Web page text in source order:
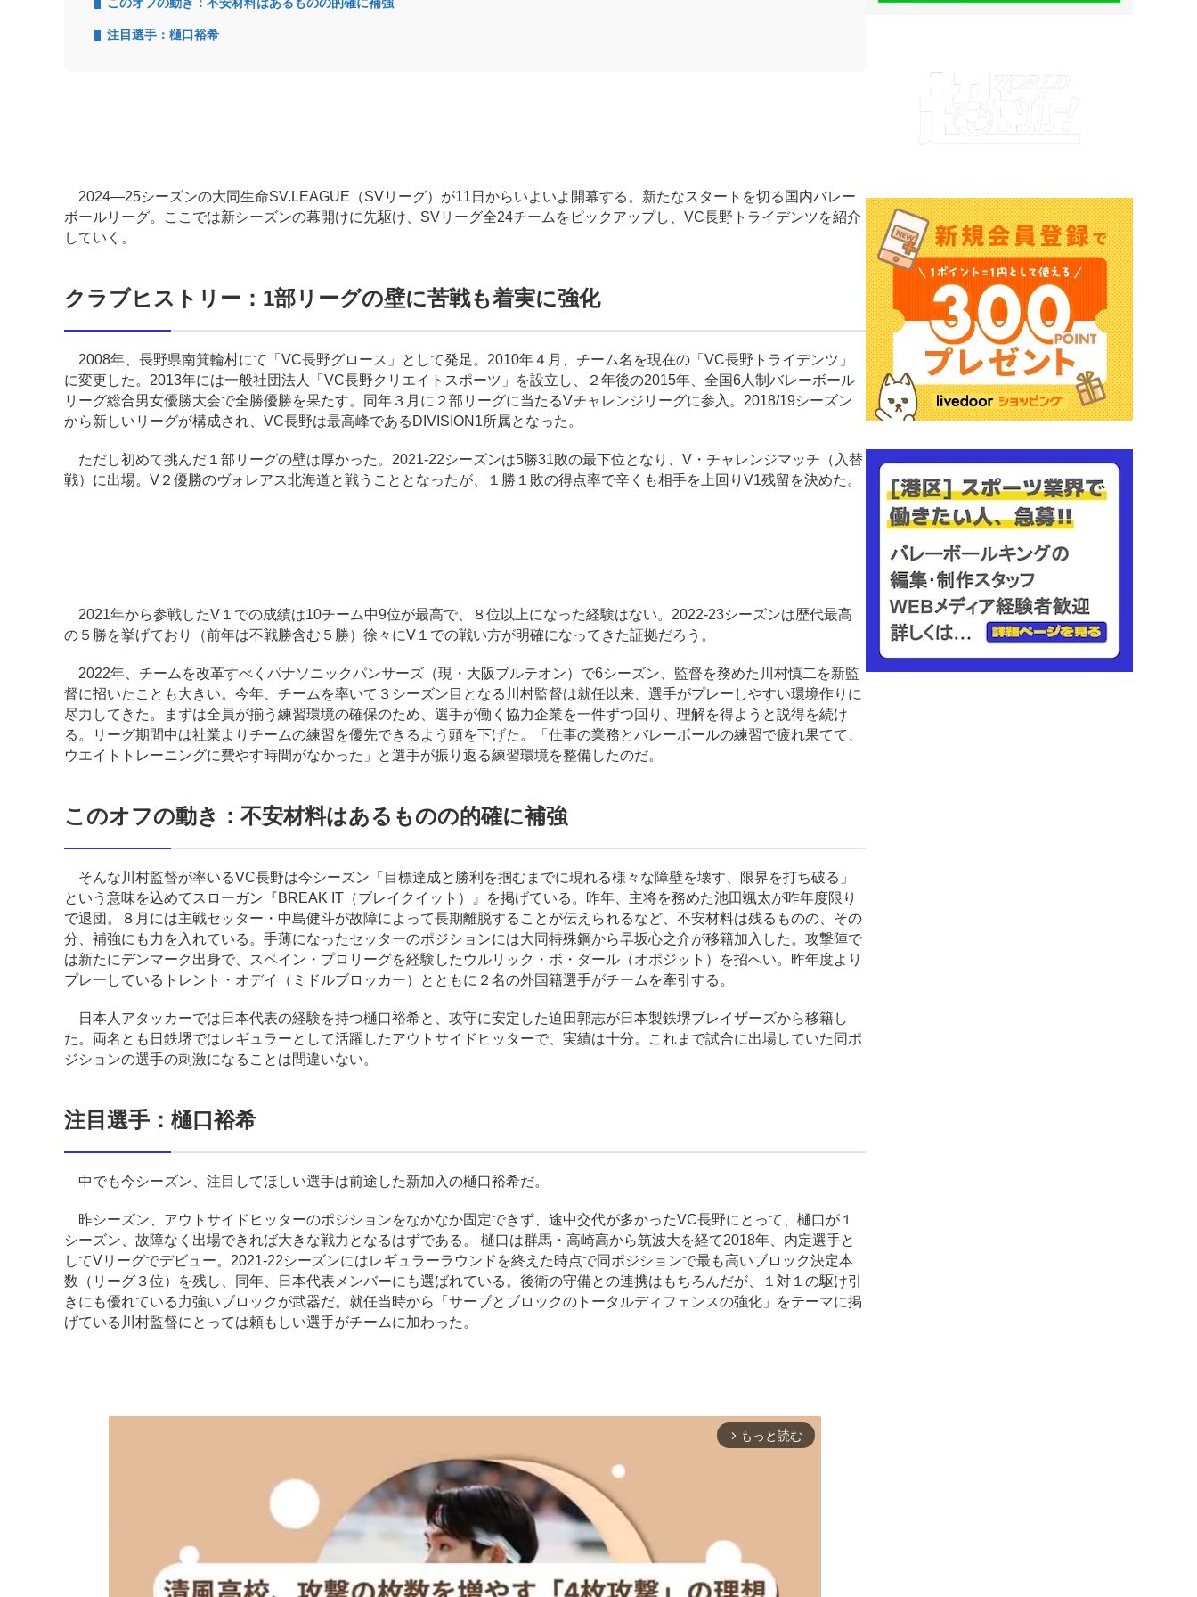
注目選手：樋口裕希
2024―25シーズンの大同生命SV.LEAGUE（SVリーグ）が11日からいよいよ開幕する。新たなスタートを切る国内バレー
ボールリーグ。ここでは新シーズンの幕開けに先駆け、SVリーグ全24チームをピックアップし、VC長野トライデンツを紹介
していく。
クラブヒストリー：1部リーグの壁に苦戦も着実に強化
2008年、長野県南箕輪村にて「VC長野グロース」として発足。2010年４月、チーム名を現在の「VC長野トライデンツ」
に変更した。2013年には一般社団法人「VC長野クリエイトスポーツ」を設立し、２年後の2015年、全国6人制バレーボール
リーグ総合男女優勝大会で全勝優勝を果たす。同年３月に２部リーグに当たるVチャレンジリーグに参入。2018/19シーズン
から新しいリーグが構成され、VC長野は最高峰であるDIVISION1所属となった。
ただし初めて挑んだ１部リーグの壁は厚かった。2021-22シーズンは5勝31敗の最下位となり、V・チャレンジマッチ（入替
戦）に出場。V２優勝のヴォレアス北海道と戦うこととなったが、１勝１敗の得点率で辛くも相手を上回りV1残留を決めた。
2021年から参戦したV１での成績は10チーム中9位が最高で、８位以上になった経験はない。2022-23シーズンは歴代最高
の５勝を挙げており（前年は不戦勝含む５勝）徐々にV１での戦い方が明確になってきた証拠だろう。
2022年、チームを改革すべくパナソニックパンサーズ（現・大阪ブルテオン）で6シーズン、監督を務めた川村慎二を新監
督に招いたことも大きい。今年、チームを率いて３シーズン目となる川村監督は就任以来、選手がプレーしやすい環境作りに
尽力してきた。まずは全員が揃う練習環境の確保のため、選手が働く協力企業を一件ずつ回り、理解を得ようと説得を続け
る。リーグ期間中は社業よりチームの練習を優先できるよう頭を下げた。「仕事の業務とバレーボールの練習で疲れ果てて、
ウエイトトレーニングに費やす時間がなかった」と選手が振り返る練習環境を整備したのだ。
このオフの動き：不安材料はあるものの的確に補強
そんな川村監督が率いるVC長野は今シーズン「目標達成と勝利を掴むまでに現れる様々な障壁を壊す、限界を打ち破る」
という意味を込めてスローガン『BREAK IT（ブレイクイット）』を掲げている。昨年、主将を務めた池田颯太が昨年度限り
で退団。８月には主戦セッター・中島健斗が故障によって長期離脱することが伝えられるなど、不安材料は残るものの、その
分、補強にも力を入れている。手薄になったセッターのポジションには大同特殊鋼から早坂心之介が移籍加入した。攻撃陣で
は新たにデンマーク出身で、スペイン・プロリーグを経験したウルリック・ボ・ダール（オポジット）を招へい。昨年度より
プレーしているトレント・オデイ（ミドルブロッカー）とともに２名の外国籍選手がチームを牽引する。
日本人アタッカーでは日本代表の経験を持つ樋口裕希と、攻守に安定した迫田郭志が日本製鉄堺ブレイザーズから移籍し
た。両名とも日鉄堺ではレギュラーとして活躍したアウトサイドヒッターで、実績は十分。これまで試合に出場していた同ポ
ジションの選手の刺激になることは間違いない。
注目選手：樋口裕希
中でも今シーズン、注目してほしい選手は前途した新加入の樋口裕希だ。
昨シーズン、アウトサイドヒッターのポジションをなかなか固定できず、途中交代が多かったVC長野にとって、樋口が１
シーズン、故障なく出場できれば大きな戦力となるはずである。 樋口は群馬・高崎高から筑波大を経て2018年、内定選手と
してVリーグでデビュー。2021-22シーズンにはレギュラーラウンドを終えた時点で同ポジションで最も高いブロック決定本
数（リーグ３位）を残し、同年、日本代表メンバーにも選ばれている。後衛の守備との連携はもちろんだが、１対１の駆け引
きにも優れている力強いブロックが武器だ。就任当時から「サーブとブロックのトータルディフェンスの強化」をテーマに掲
げている川村監督にとっては頼もしい選手がチームに加わった。
arrow_forward_ios もっと読む